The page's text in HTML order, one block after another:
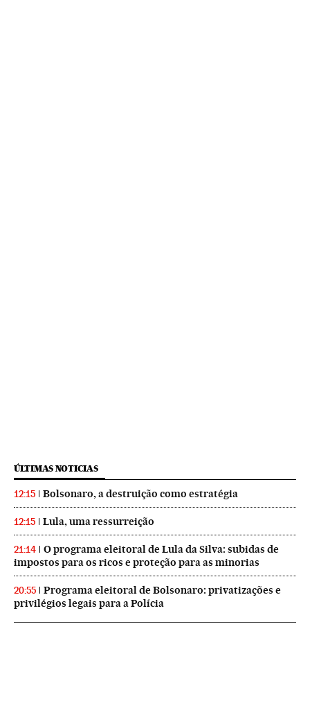
ÚLTIMAS NOTICIAS
12:15 Bolsonaro, a destruição como estratégia
12:15 Lula, uma ressurreição
21:14
O programa eleitoral de Lula da Silva: subidas de
impostos para os ricos e proteção para as minorias
20:55
Programa eleitoral de Bolsonaro: privatizações e
privilégios legais para a Polícia